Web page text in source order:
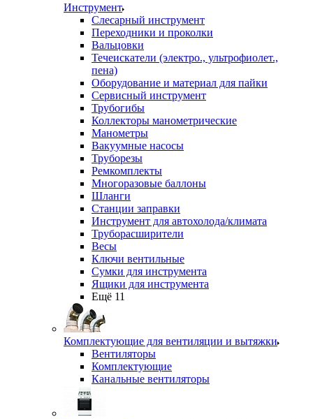
Инструмент
Слесарный инструмент
Переходники и проколки
Вальцовки
Течеискатели (электро., ультрофиолет.,
пена)
Оборудование и материал для пайки
Сервисный инструмент
Трубогибы
Коллекторы манометрические
Манометры
Вакуумные насосы
Труборезы
Ремкомплекты
Многоразовые баллоны
Шланги
Станции заправки
Инструмент для автохолода/климата
Труборасширители
Весы
Ключи вентильные
Сумки для инструмента
Ящики для инструмента
Ещё 11
Комплектующие для вентиляции и вытяжки
Вентиляторы
Комплектующие
Канальные вентиляторы